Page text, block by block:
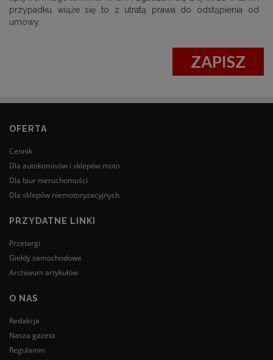
przypadku wiąże się to z utratą prawa do odstąpienia od
umowy.
ZAPISZ
OFERTA
Cennik
Dla autokomisów i sklepów moto
Dla biur nieruchomości
Dla sklepów niemotoryzacyjnych
PRZYDATNE LINKI
Przetargi
Giełdy samochodowe
Archiwum artykułów
O NAS
Redakcja
Nasza gazeta
Regulamin